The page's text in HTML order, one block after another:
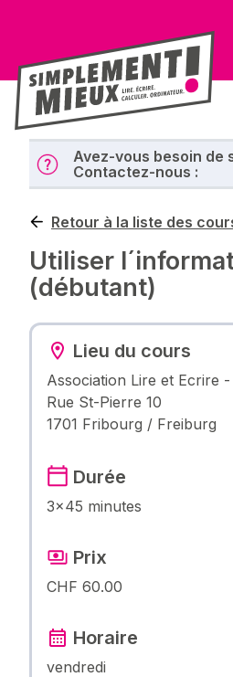
Avez-vous besoin de
Contactez-nous :
Retour à la liste des
Utiliser
(débutant)
Lieu du cours
Association Lire et Ecrire
Rue St-Pierre 10
1701 Fribourg / Freiburg
Durée
3×45 minutes
Prix
CHF 60.00
Horaire
vendredi